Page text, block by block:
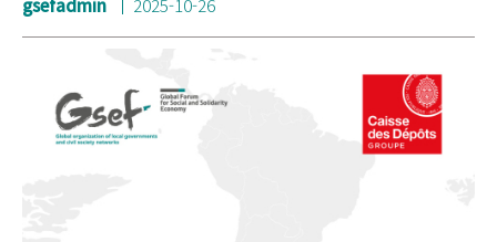
gsefadmin 2025-10-26